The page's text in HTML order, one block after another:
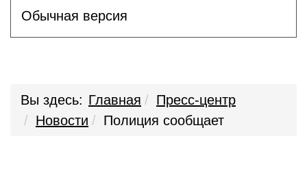
Обычная версия
Вы здесь: Главная
Пресс-центр
Новости
Полиция сообщает